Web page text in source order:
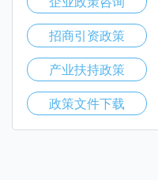
招商引资政策
产业扶持政策
政策文件下载